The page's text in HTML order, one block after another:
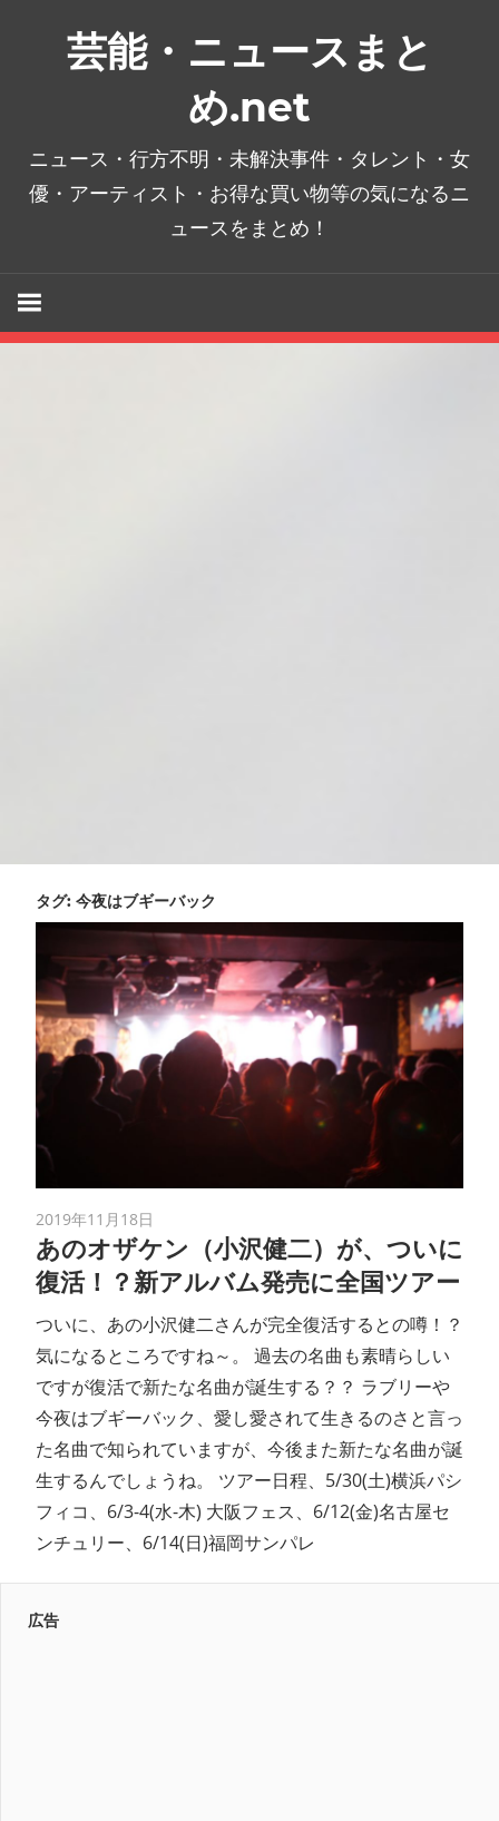
芸能・ニュースまと
め.net
ニュース・行方不明・未解決事件・タレント・女
優・アーティスト・お得な買い物等の気になるニ
ュースをまとめ！
タグ: 今夜はブギーバック
2019年11月18日
あのオザケン（小沢健二）が、ついに
復活！？新アルバム発売に全国ツアー
ついに、あの小沢健二さんが完全復活するとの噂！？
気になるところですね～。 過去の名曲も素晴らしい
ですが復活で新たな名曲が誕生する？？ ラブリーや
今夜はブギーバック、愛し愛されて生きるのさと言っ
た名曲で知られていますが、今後また新たな名曲が誕
生するんでしょうね。 ツアー日程、5/30(土)横浜パシ
フィコ、6/3-4(水-木) 大阪フェス、6/12(金)名古屋セ
ンチュリー、6/14(日)福岡サンパレ
広告